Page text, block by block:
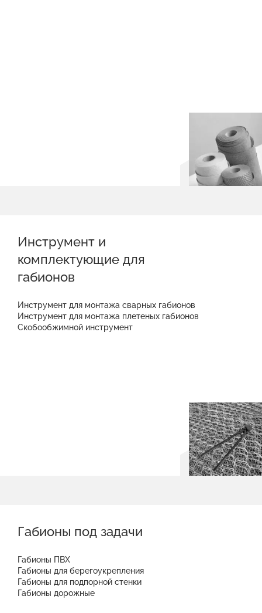
Инструмент и
комплектующие для
габионов
Инструмент для монтажа сварных габионов
Инструмент для монтажа плетеных габионов
Скобообжимной инструмент
Габионы под задачи
Габионы ПВХ
Габионы для берегоукрепления
Габионы для подпорной стенки
Габионы дорожные